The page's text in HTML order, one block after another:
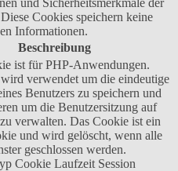
Cookies speichern keine
Informationen.
Beschreibung
ist für PHP-Anwendungen.
verwendet um die eindeutige
Benutzers zu speichern und
um die Benutzersitzung auf
verwalten. Das Cookie ist ein
und wird gelöscht, wenn alle
geschlossen werden.
Cookie Laufzeit Session